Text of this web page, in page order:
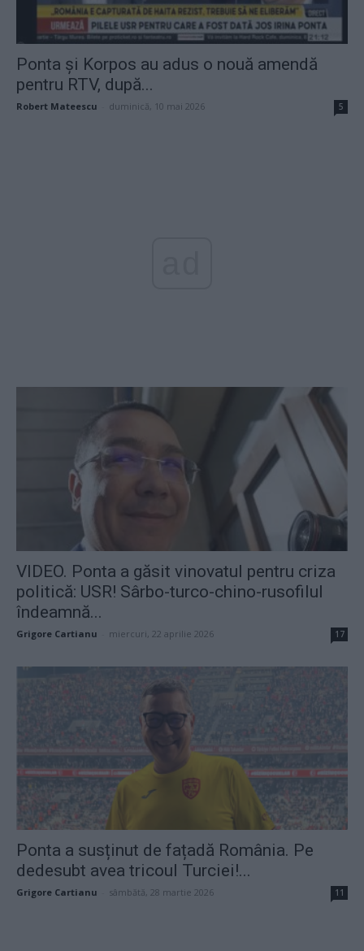
Ponta și Korpos au adus o nouă amendă
pentru RTV, după...
Robert Mateescu duminică, 10 mai 2026 5
VIDEO. Ponta a găsit vinovatul pentru criza
politică: USR! Sârbo-turco-chino-rusofilul
îndeamnă...
Grigore Cartianu miercuri, 22 aprilie 2026 17
Ponta a susținut de fațadă România. Pe
dedesubt avea tricoul Turciei!...
Grigore Cartianu sâmbătă, 28 martie 2026 11